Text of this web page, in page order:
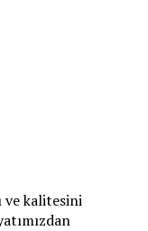
ve kalitesini